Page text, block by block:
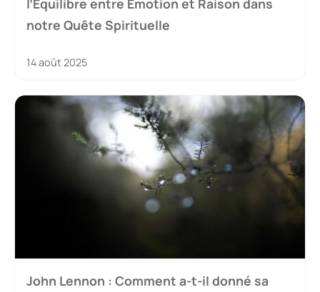
l’Équilibre entre Émotion et Raison dans
notre Quête Spirituelle
14 août 2025
John Lennon : Comment a-t-il donné sa